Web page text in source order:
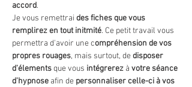
accord.
Je vous remettrai des fiches que vous
remplirez en tout initmité. Ce petit travail vous
permettra d'avoir une compréhension de vos
propres rouages, mais surtout, de disposer
d'élements que vous intégrerez à votre séance
d'hypnose afin de personnaliser celle-ci à vos